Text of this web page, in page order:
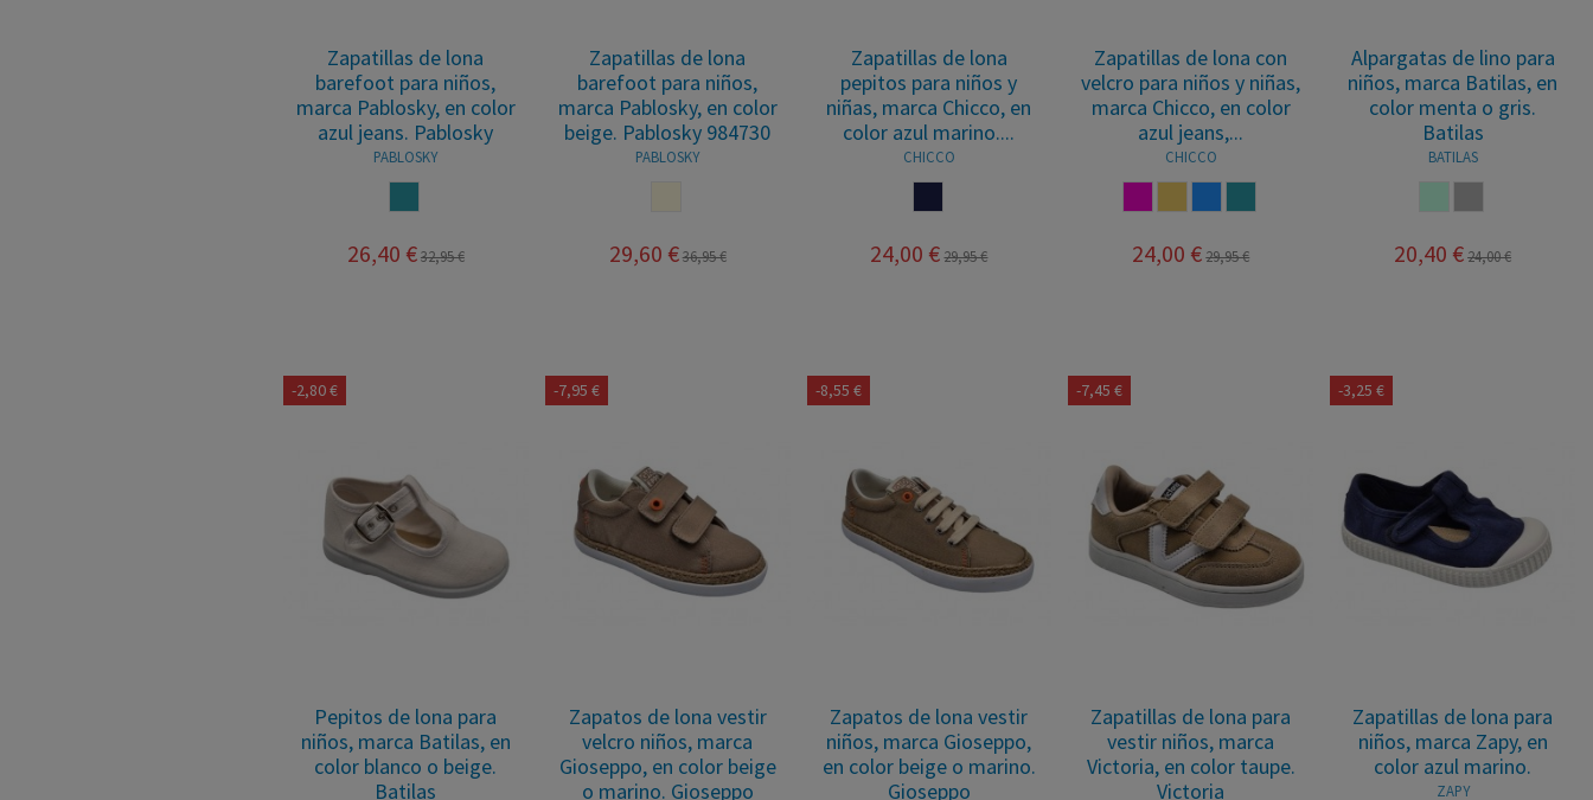
Zapatillas de lona
barefoot para niños,
marca Pablosky, en color
azul jeans. Pablosky
PABLOSKY
26,40 €32,95 €
Zapatillas de lona
barefoot para niños,
marca Pablosky, en color
beige. Pablosky 984730
PABLOSKY
29,60 € 36,95 €
Zapatillas de lona
pepitos para niños y
niñas, marca Chicco, en
color azul marino....
CHICCO
24,00 € 29,95 €
Zapatillas de lona con
velcro para niños y niñas,
marca Chicco, en color
azul jeans,...
CHICCO
24,00 € 29,95 €
Alpargatas de lino para
niños, marca Batilas, en
color menta o gris.
Batilas
BATILAS
20,40 €24,00 €
-2,80 €
Pepitos de lona para
niños, marca Batilas, en
color blanco o beige.
Batilas
-7,95 €
Zapatos de lona vestir
velcro niños, marca
Gioseppo, en color beige
o marino. Gioseppo
-8,55 €
Zapatos de lona vestir
niños, marca Gioseppo,
en color beige o marino.
Gioseppo
-7,45 €
Zapatillas de lona para
vestir niños, marca
Victoria, en color taupe.
Victoria
-3,25 €
Zapatillas de lona para
niños, marca Zapy, en
color azul marino.
ZAPY